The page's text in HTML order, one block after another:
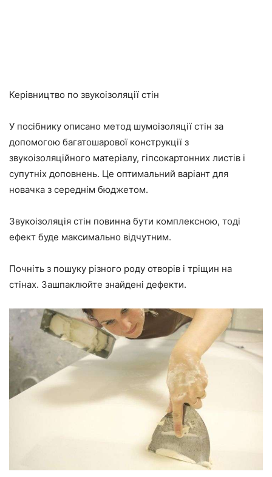
Керівництво по звукоізоляції стін
У посібнику описано метод шумоізоляції стін за
допомогою багатошарової конструкції з
звукоізоляційного матеріалу, гіпсокартонних листів і
супутніх доповнень. Це оптимальний варіант для
новачка з середнім бюджетом.
Звукоізоляція стін повинна бути комплексною, тоді
ефект буде максимально відчутним.
Почніть з пошуку різного роду отворів і тріщин на
стінах. Зашпаклюйте знайдені дефекти.